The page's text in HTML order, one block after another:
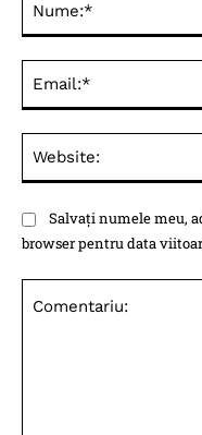
Salvați numele meu,
browser pentru data